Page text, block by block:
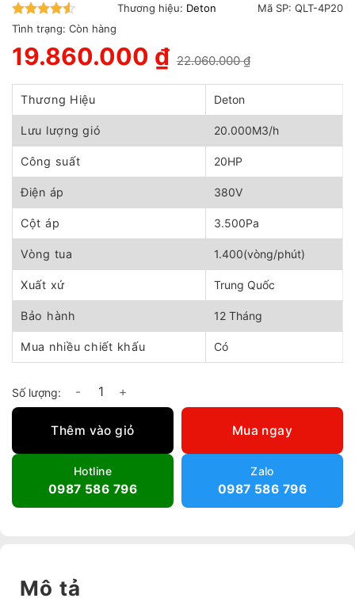
4.5trên 5
Thương hiệu: Deton Mã SP: QLT-4P20
Tình trạng: Còn hàng
22.060.000₫
gốc
là:
22.060.000 ₫.
19.860.000 ₫
hiện
tại
19.860.000 ₫.
Thương Hiệu Deton
Lưu lượng gió 20.000M3/h
Công suất 20HP
Điện áp 380V
Cột áp 3.500Pa
Vòng tua 1.400(vòng/phút)
Xuất xứ Trung Quốc
Bảo hành 12 Tháng
Mua nhiều chiết khấu Có
Quạt ly tâm phòng nổ QLT-4P20 số lượng
Thêm vào giỏ Mua ngay
Hotline
0987 586 796
Zalo
0987 586 796
Mô tả